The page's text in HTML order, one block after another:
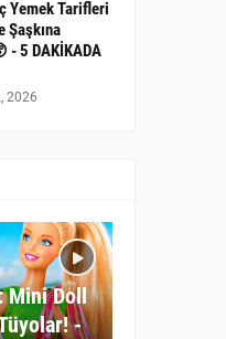
Yemek Tarifleri
Şaşkına
- 5 DAKİKADA
2026
Mini Doll
-